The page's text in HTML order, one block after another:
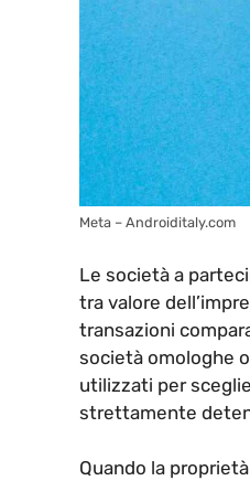
Meta – Androiditaly.com
Le società a
tra valore
transazioni
società omologhe
utilizzati per
strettamente
Quando la